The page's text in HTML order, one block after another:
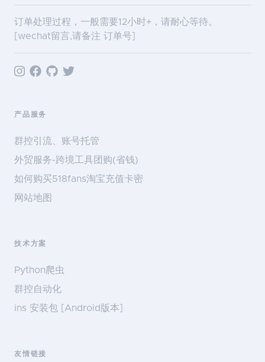
订单处理过程，一般需要12小时+，请耐心等待。
[wechat留言,请备注 订单号]
产品服务
群控引流、账号托管
外贸服务-跨境工具团购(省钱)
如何购买518fans淘宝充值卡密
网站地图
技术方案
Python爬虫
群控自动化
ins 安装包 [Android版本]
友情链接